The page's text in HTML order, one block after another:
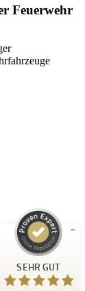
Feuerwehr
SEHR GUT
Empfehlungen auf
ProvenExpert.com